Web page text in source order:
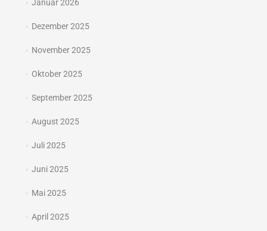
Januar 2026
Dezember 2025
November 2025
Oktober 2025
September 2025
August 2025
Juli 2025
Juni 2025
Mai 2025
April 2025